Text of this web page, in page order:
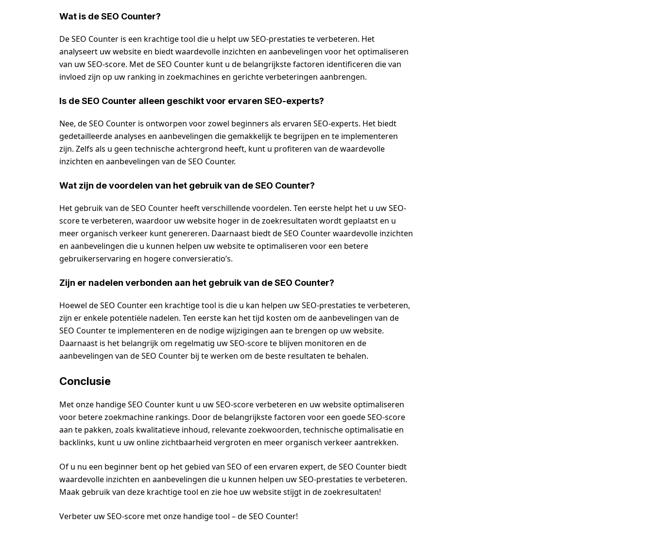
Wat is de SEO Counter?
De SEO Counter is een krachtige tool die u helpt uw SEO-prestaties te verbeteren. Het
analyseert uw website en biedt waardevolle inzichten en aanbevelingen voor het optimaliseren
van uw SEO-score. Met de SEO Counter kunt u de belangrijkste factoren identificeren die van
invloed zijn op uw ranking in zoekmachines en gerichte verbeteringen aanbrengen.
Is de SEO Counter alleen geschikt voor ervaren SEO-experts?
Nee, de SEO Counter is ontworpen voor zowel beginners als ervaren SEO-experts. Het biedt
gedetailleerde analyses en aanbevelingen die gemakkelijk te begrijpen en te implementeren
zijn. Zelfs als u geen technische achtergrond heeft, kunt u profiteren van de waardevolle
inzichten en aanbevelingen van de SEO Counter.
Wat zijn de voordelen van het gebruik van de SEO Counter?
Het gebruik van de SEO Counter heeft verschillende voordelen. Ten eerste helpt het u uw SEO-
score te verbeteren, waardoor uw website hoger in de zoekresultaten wordt geplaatst en u
meer organisch verkeer kunt genereren. Daarnaast biedt de SEO Counter waardevolle inzichten
en aanbevelingen die u kunnen helpen uw website te optimaliseren voor een betere
gebruikerservaring en hogere conversieratio’s.
Zijn er nadelen verbonden aan het gebruik van de SEO Counter?
Hoewel de SEO Counter een krachtige tool is die u kan helpen uw SEO-prestaties te verbeteren,
zijn er enkele potentiële nadelen. Ten eerste kan het tijd kosten om de aanbevelingen van de
SEO Counter te implementeren en de nodige wijzigingen aan te brengen op uw website.
Daarnaast is het belangrijk om regelmatig uw SEO-score te blijven monitoren en de
aanbevelingen van de SEO Counter bij te werken om de beste resultaten te behalen.
Conclusie
Met onze handige SEO Counter kunt u uw SEO-score verbeteren en uw website optimaliseren
voor betere zoekmachine rankings. Door de belangrijkste factoren voor een goede SEO-score
aan te pakken, zoals kwalitatieve inhoud, relevante zoekwoorden, technische optimalisatie en
backlinks, kunt u uw online zichtbaarheid vergroten en meer organisch verkeer aantrekken.
Of u nu een beginner bent op het gebied van SEO of een ervaren expert, de SEO Counter biedt
waardevolle inzichten en aanbevelingen die u kunnen helpen uw SEO-prestaties te verbeteren.
Maak gebruik van deze krachtige tool en zie hoe uw website stijgt in de zoekresultaten!
Verbeter uw SEO-score met onze handige tool – de SEO Counter!